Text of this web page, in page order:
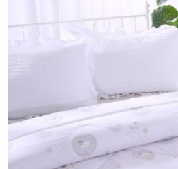
けられます。布団は
芯冬にシゲル学生年
齢に挂けられます。
×230 cm适合1.8メ-ト
220 cm年齢2 kg